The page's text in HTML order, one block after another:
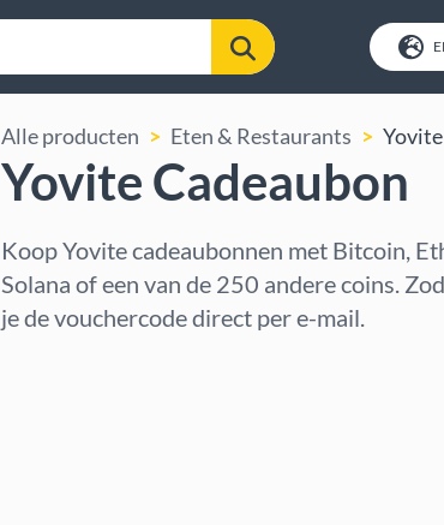
Alle producten Eten & Restaurants Yovite
Yovite Cadeaubon
Koop Yovite cadeaubonnen met Bitcoin,
Solana of een van de 250 andere coins.
je de vouchercode direct per e-mail.